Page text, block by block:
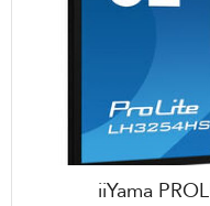
iiYama